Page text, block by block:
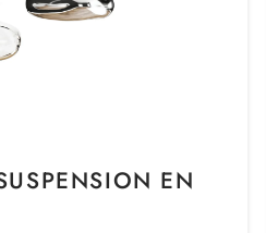
EN